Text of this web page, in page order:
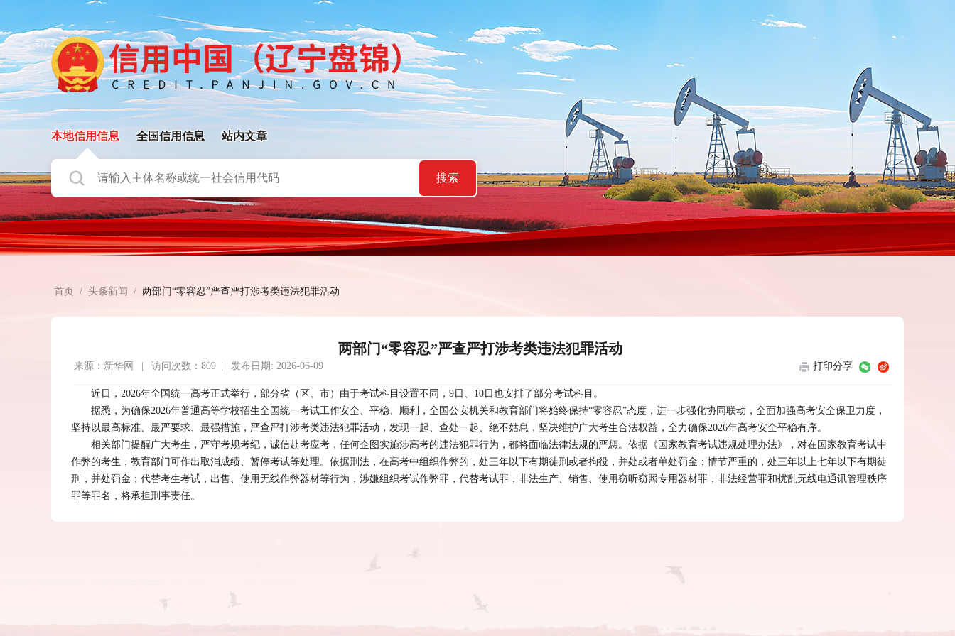
本地信用信息 全国信用信息 站内文章
搜索
首页 / 头条新闻 / 两部门“零容忍”严查严打涉考类违法犯罪活动
两部门“零容忍”严查严打涉考类违法犯罪活动
来源：新华网 | 访问次数：809 | 发布日期: 2026-06-09 打印分享
近日，2026年全国统一高考正式举行，部分省（区、市）由于考试科目设置不同，9日、10日也安排了部分考试科目。
据悉，为确保2026年普通高等学校招生全国统一考试工作安全、平稳、顺利，全国公安机关和教育部门将始终保持“零容忍”态度，进一步强化协同联动，全面加强高考安全保卫力度，
坚持以最高标准、最严要求、最强措施，严查严打涉考类违法犯罪活动，发现一起、查处一起、绝不姑息，坚决维护广大考生合法权益，全力确保2026年高考安全平稳有序。
相关部门提醒广大考生，严守考规考纪，诚信赴考应考，任何企图实施涉高考的违法犯罪行为，都将面临法律法规的严惩。依据《国家教育考试违规处理办法》，对在国家教育考试中
作弊的考生，教育部门可作出取消成绩、暂停考试等处理。依据刑法，在高考中组织作弊的，处三年以下有期徒刑或者拘役，并处或者单处罚金；情节严重的，处三年以上七年以下有期徒
刑，并处罚金；代替考生考试，出售、使用无线作弊器材等行为，涉嫌组织考试作弊罪，代替考试罪，非法生产、销售、使用窃听窃照专用器材罪，非法经营罪和扰乱无线电通讯管理秩序
罪等罪名，将承担刑事责任。